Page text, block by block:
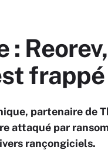
:
partenaire de
attaqué par
rançongiciels.